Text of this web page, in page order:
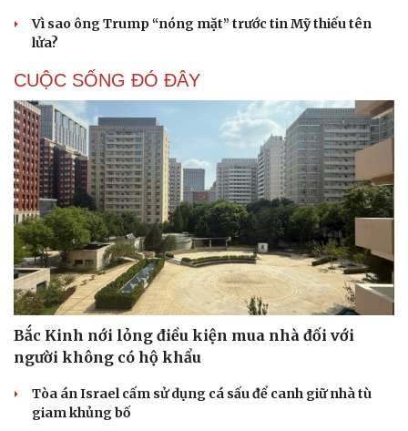
Tư vấn
Săn Tour
check-in
Câu chuyện thời sự
Đọc truyện đêm khuya
Vì sao ông Trump “nóng mặt” trước tin Mỹ thiếu tên
lửa?
CUỘC SỐNG ĐÓ ĐÂY
Bắc Kinh nới lỏng điều kiện mua nhà đối với
người không có hộ khẩu
Tòa án Israel cấm sử dụng cá sấu để canh giữ nhà tù
giam khủng bố